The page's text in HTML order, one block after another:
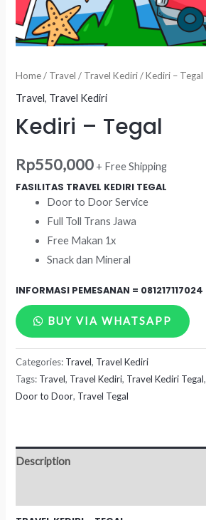
Home/ Travel / Travel Kediri/ Kediri – Tegal
Travel, Travel Kediri
Kediri – Tegal
Rp550,000 + Free Shipping
FASILITAS TRAVEL KEDIRI TEGAL
Door to Door Service
Full Toll Trans Jawa
Free Makan 1x
Snack dan Mineral
INFORMASI PEMESANAN = 081217117024
BUY VIA WHATSAPP
Kediri
-
Tegal
Categories: Travel, Travel Kediri
Tags: Travel, Travel Kediri, Travel Kediri Tegal,
Door to Door, Travel Tegal
Description